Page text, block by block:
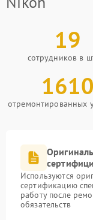
19
сотрудников в
1610
отремонтированных
Используются
сертификацию
работу после
обязательств